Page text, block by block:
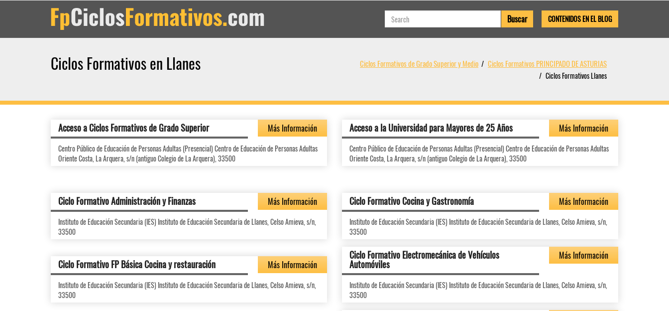
CONTENIDOS EN EL BLOG
Ciclos Formativos en Llanes Ciclos Formativos de Grado Superior y Medio Ciclos Formativos PRINCIPADO DE ASTURIAS
Ciclos Formativos Llanes
Acceso a Ciclos Formativos de Grado Superior Más Información
Centro Público de Educación de Personas Adultas (Presencial) Centro de Educación de Personas Adultas
Oriente Costa, La Arquera, s/n (antiguo Colegio de La Arquera), 33500
Acceso a la Universidad para Mayores de 25 Años Más Información
Centro Público de Educación de Personas Adultas (Presencial) Centro de Educación de Personas Adultas
Oriente Costa, La Arquera, s/n (antiguo Colegio de La Arquera), 33500
Ciclo Formativo Administración y Finanzas Más Información
Instituto de Educación Secundaria (IES) Instituto de Educación Secundaria de Llanes, Celso Amieva, s/n,
33500
Ciclo Formativo Cocina y Gastronomía Más Información
Instituto de Educación Secundaria (IES) Instituto de Educación Secundaria de Llanes, Celso Amieva, s/n,
33500
Ciclo Formativo Electromecánica de Vehículos
Automóviles
Más Información
Instituto de Educación Secundaria (IES) Instituto de Educación Secundaria de Llanes, Celso Amieva, s/n,
33500
Ciclo Formativo FP Básica Cocina y restauración Más Información
Instituto de Educación Secundaria (IES) Instituto de Educación Secundaria de Llanes, Celso Amieva, s/n,
33500